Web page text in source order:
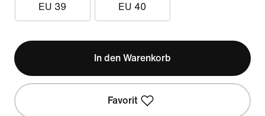
EU 39 EU 40
In den Warenkorb
Favorit